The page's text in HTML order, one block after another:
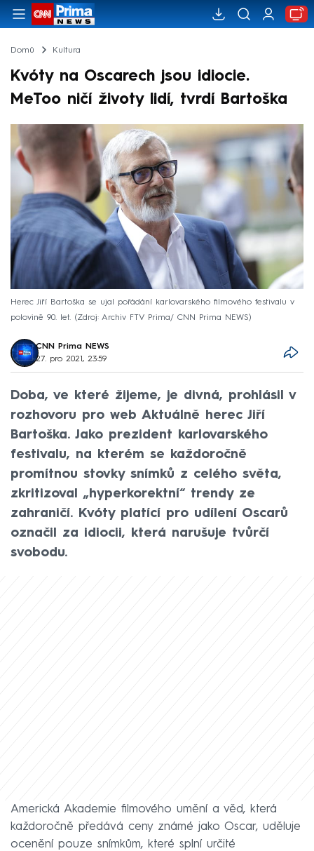
Domů Kultura
Kvóty na Oscarech jsou idiocie.
MeToo ničí životy lidí, tvrdí Bartoška
Herec Jiří Bartoška se ujal pořádání karlovarského filmového festivalu v
polovině 90. let.
Zdroj: Archiv FTV Prima/ CNN Prima NEWS
CNN Prima NEWS
27. pro 2021, 23:59
Doba, ve které žijeme, je divná, prohlásil v
rozhovoru pro web Aktuálně herec Jiří
Bartoška. Jako prezident karlovarského
festivalu, na kterém se každoročně
promítnou stovky snímků z celého světa,
zkritizoval „hyperkorektní“ trendy ze
zahraničí. Kvóty platící pro udílení Oscarů
označil za idiocii, která narušuje tvůrčí
svobodu.
Americká Akademie filmového umění a věd, která
každoročně předává ceny známé jako Oscar, uděluje
ocenění pouze snímkům, které splní určité